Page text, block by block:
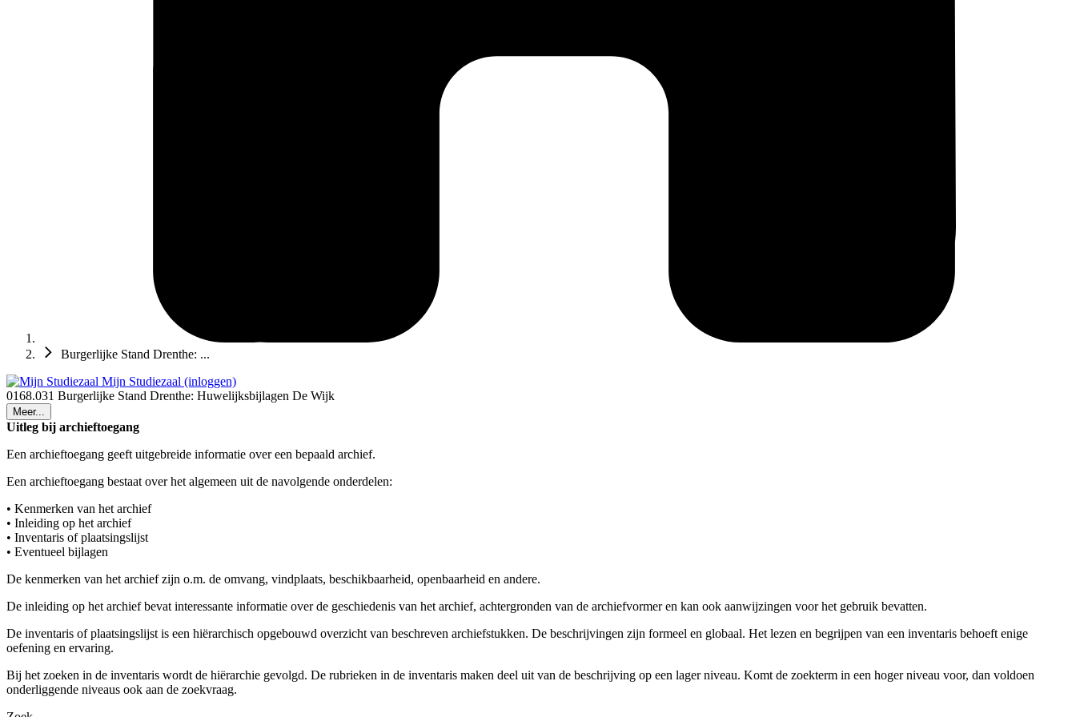
Burgerlijke Stand Drenthe: ...
Mijn Studiezaal (inloggen)
0168.031 Burgerlijke Stand Drenthe: Huwelijksbijlagen De Wijk
Meer...
Uitleg bij archieftoegang
Een archieftoegang geeft uitgebreide informatie over een bepaald archief.
Een archieftoegang bestaat over het algemeen uit de navolgende onderdelen:
• Kenmerken van het archief
• Inleiding op het archief
• Inventaris of plaatsingslijst
• Eventueel bijlagen
De kenmerken van het archief zijn o.m. de omvang, vindplaats, beschikbaarheid, openbaarheid en andere.
De inleiding op het archief bevat interessante informatie over de geschiedenis van het archief, achtergronden van de archiefvormer en kan ook aanwijzingen voor het gebruik bevatten.
De inventaris of plaatsingslijst is een hiërarchisch opgebouwd overzicht van beschreven archiefstukken. De beschrijvingen zijn formeel en globaal. Het lezen en begrijpen van een inventaris behoeft enige
oefening en ervaring.
Bij het zoeken in de inventaris wordt de hiërarchie gevolgd. De rubrieken in de inventaris maken deel uit van de beschrijving op een lager niveau. Komt de zoekterm in een hoger niveau voor, dan voldoen
onderliggende niveaus ook aan de zoekvraag.